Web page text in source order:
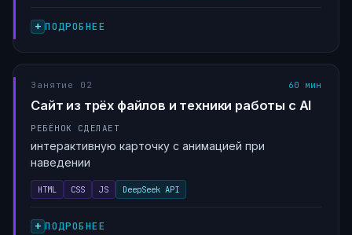
ПОДРОБНЕЕ
Занятие 02 60 мин
Сайт из трёх файлов и техники работы с AI
РЕБЁНОК СДЕЛАЕТ
интерактивную карточку с анимацией при
наведении
HTML CSS JS DeepSeek API
ПОДРОБНЕЕ